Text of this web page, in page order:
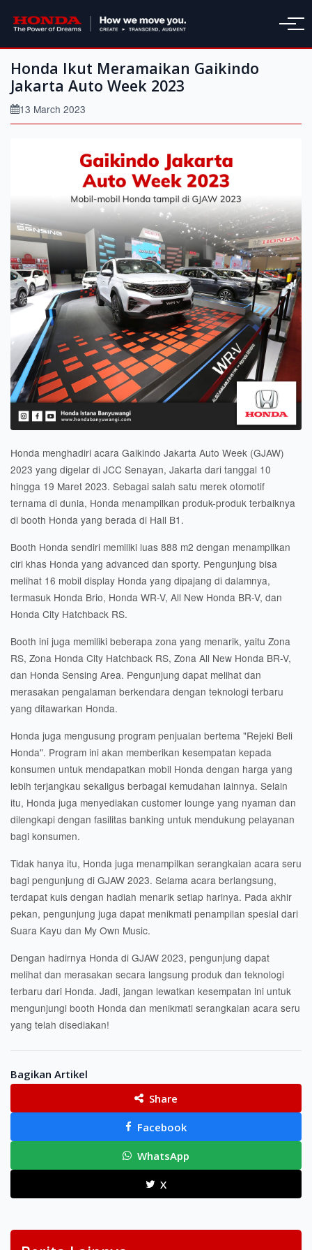
Honda Ikut Meramaikan Gaikindo
Jakarta Auto Week 2023
13 March 2023
Honda menghadiri acara Gaikindo Jakarta Auto Week (GJAW)
2023 yang digelar di JCC Senayan, Jakarta dari tanggal 10
hingga 19 Maret 2023. Sebagai salah satu merek otomotif
ternama di dunia, Honda menampilkan produk-produk terbaiknya
di booth Honda yang berada di Hall B1.
Booth Honda sendiri memiliki luas 888 m2 dengan menampilkan
ciri khas Honda yang advanced dan sporty. Pengunjung bisa
melihat 16 mobil display Honda yang dipajang di dalamnya,
termasuk Honda Brio, Honda WR-V, All New Honda BR-V, dan
Honda City Hatchback RS.
Booth ini juga memiliki beberapa zona yang menarik, yaitu Zona
RS, Zona Honda City Hatchback RS, Zona All New Honda BR-V,
dan Honda Sensing Area. Pengunjung dapat melihat dan
merasakan pengalaman berkendara dengan teknologi terbaru
yang ditawarkan Honda.
Honda juga mengusung program penjualan bertema "Rejeki Beli
Honda". Program ini akan memberikan kesempatan kepada
konsumen untuk mendapatkan mobil Honda dengan harga yang
lebih terjangkau sekaligus berbagai kemudahan lainnya. Selain
itu, Honda juga menyediakan customer lounge yang nyaman dan
dilengkapi dengan fasilitas banking untuk mendukung pelayanan
bagi konsumen.
Tidak hanya itu, Honda juga menampilkan serangkaian acara seru
bagi pengunjung di GJAW 2023. Selama acara berlangsung,
terdapat kuis dengan hadiah menarik setiap harinya. Pada akhir
pekan, pengunjung juga dapat menikmati penampilan spesial dari
Suara Kayu dan My Own Music.
Dengan hadirnya Honda di GJAW 2023, pengunjung dapat
melihat dan merasakan secara langsung produk dan teknologi
terbaru dari Honda. Jadi, jangan lewatkan kesempatan ini untuk
mengunjungi booth Honda dan menikmati serangkaian acara seru
yang telah disediakan!
Bagikan Artikel
Share
Facebook
WhatsApp
X